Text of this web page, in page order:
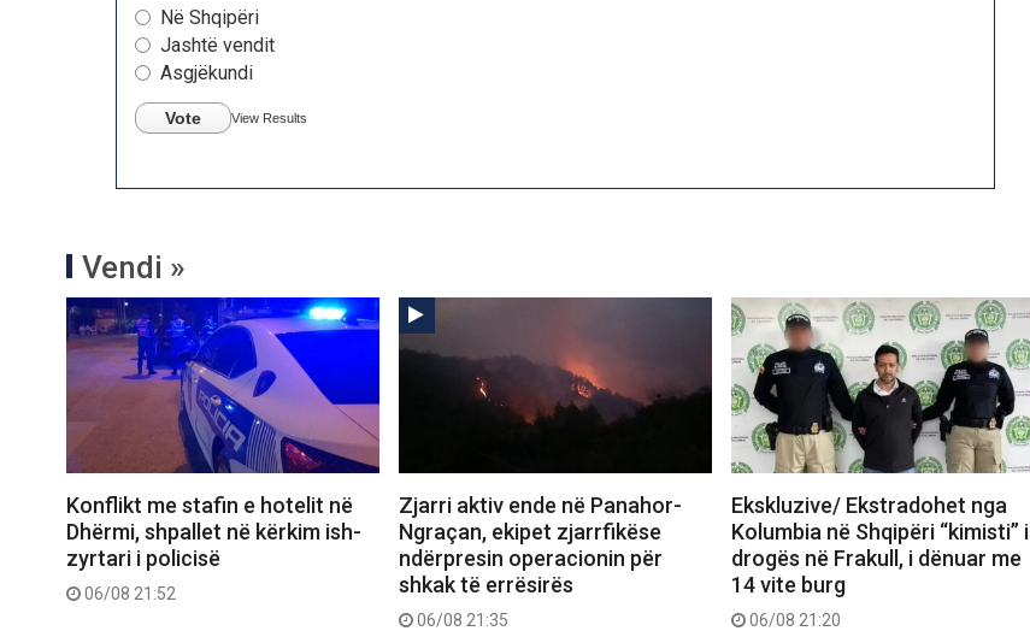
Në Shqipëri
Jashtë vendit
Asgjëkundi
Vote View Results
Vendi »
Konflikt me stafin e hotelit në
Dhërmi, shpallet në kërkim ish-
zyrtari i policisë
06/08 21:52
Zjarri aktiv ende në Panahor-
Ngraçan, ekipet zjarrfikëse
ndërpresin operacionin për
shkak të errësirës
06/08 21:35
Ekskluzive/ Ekstradohet nga
Kolumbia në Shqipëri “kimisti” i
drogës në Frakull, i dënuar me
14 vite burg
06/08 21:20